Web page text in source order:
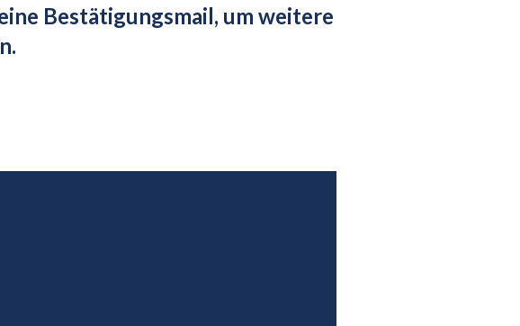
Bestätigungsmail, um weitere